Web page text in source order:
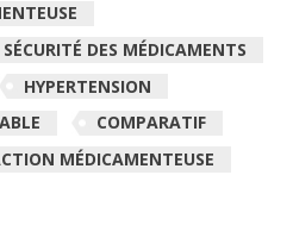
SÉCURITÉ DES MÉDICAMENTS
HYPERTENSION
COMPARATIF
MÉDICAMENTEUSE